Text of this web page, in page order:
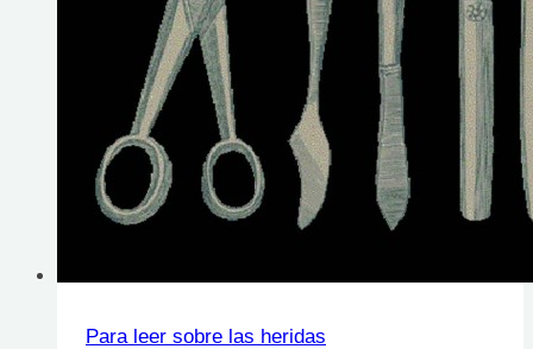
Para leer sobre las heridas